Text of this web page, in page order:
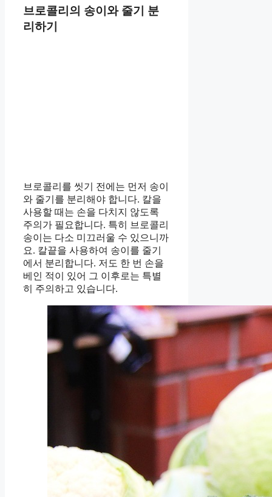
브로콜리의 송이와 줄기 분
리하기
브로콜리를 씻기 전에는 먼저 송이
와 줄기를 분리해야 합니다. 칼을
사용할 때는 손을 다치지 않도록
주의가 필요합니다. 특히 브로콜리
송이는 다소 미끄러울 수 있으니까
요. 칼끝을 사용하여 송이를 줄기
에서 분리합니다. 저도 한 번 손을
베인 적이 있어 그 이후로는 특별
히 주의하고 있습니다.